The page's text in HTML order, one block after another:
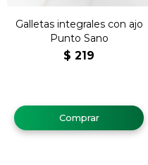
Galletas integrales con ajo
Punto Sano
$ 219